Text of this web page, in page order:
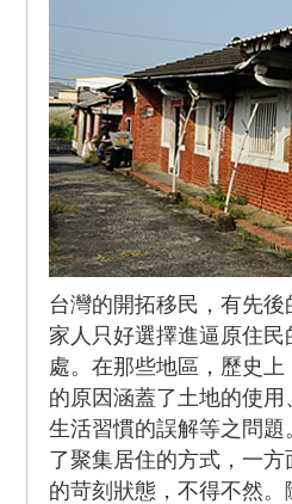
台灣的開拓移民，有先
家人只好選擇進逼原住
處。在那些地區，歷史
的原因涵蓋了土地的使
生活習慣的誤解等之問
了聚集居住的方式，一
的苛刻狀態，不得不然